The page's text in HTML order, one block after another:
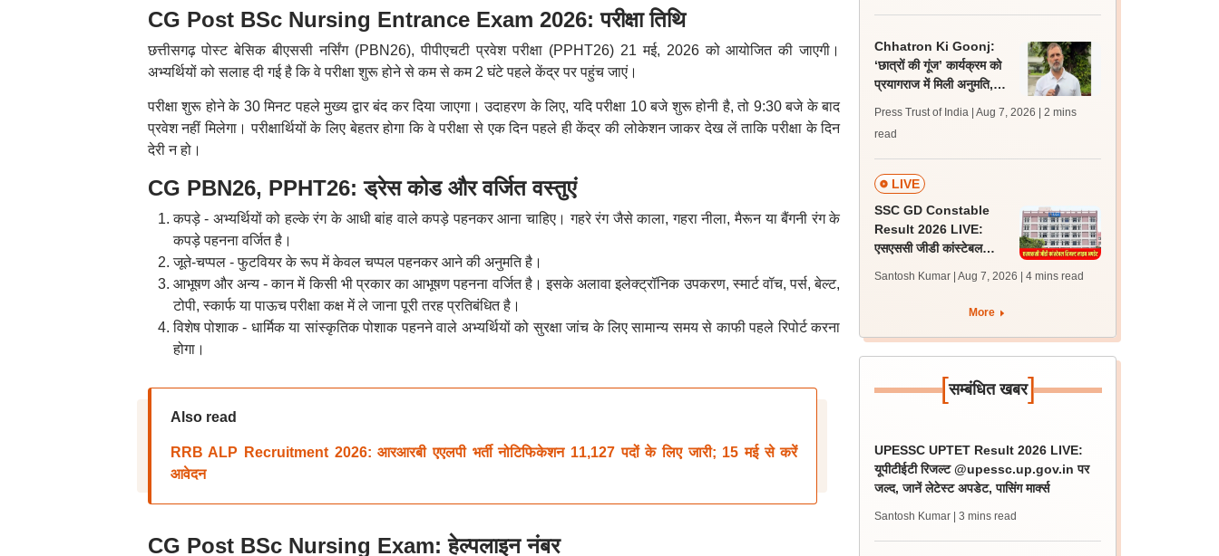
CG Post BSc Nursing Entrance Exam 2026: परीक्षा तिथि
छत्तीसगढ़ पोस्ट बेसिक बीएससी नर्सिंग (PBN26), पीपीएचटी प्रवेश परीक्षा (PPHT26) 21 मई, 2026 को आयोजित की जाएगी।
अभ्यर्थियों को सलाह दी गई है कि वे परीक्षा शुरू होने से कम से कम 2 घंटे पहले केंद्र पर पहुंच जाएं।
परीक्षा शुरू होने के 30 मिनट पहले मुख्य द्वार बंद कर दिया जाएगा। उदाहरण के लिए, यदि परीक्षा 10 बजे शुरू होनी है, तो 9:30 बजे के बाद
प्रवेश नहीं मिलेगा। परीक्षार्थियों के लिए बेहतर होगा कि वे परीक्षा से एक दिन पहले ही केंद्र की लोकेशन जाकर देख लें ताकि परीक्षा के दिन
देरी न हो।
CG PBN26, PPHT26: ड्रेस कोड और वर्जित वस्तुएं
कपड़े - अभ्यर्थियों को हल्के रंग के आधी बांह वाले कपड़े पहनकर आना चाहिए। गहरे रंग जैसे काला, गहरा नीला, मैरून या बैंगनी रंग के
कपड़े पहनना वर्जित है।
जूते-चप्पल - फुटवियर के रूप में केवल चप्पल पहनकर आने की अनुमति है।
आभूषण और अन्य - कान में किसी भी प्रकार का आभूषण पहनना वर्जित है। इसके अलावा इलेक्ट्रॉनिक उपकरण, स्मार्ट वॉच, पर्स, बेल्ट,
टोपी, स्कार्फ या पाऊच परीक्षा कक्ष में ले जाना पूरी तरह प्रतिबंधित है।
विशेष पोशाक - धार्मिक या सांस्कृतिक पोशाक पहनने वाले अभ्यर्थियों को सुरक्षा जांच के लिए सामान्य समय से काफी पहले रिपोर्ट करना
होगा।
Also read
RRB ALP Recruitment 2026: आरआरबी एएलपी भर्ती नोटिफिकेशन 11,127 पदों के लिए जारी; 15 मई से करें
आवेदन
CG Post BSc Nursing Exam: हेल्पलाइन नंबर
Chhatron Ki Goonj:
‘छात्रों की गूंज’ कार्यक्रम को
प्रयागराज में मिली अनुमति,
Press Trust of India | Aug 7, 2026
| 2 mins
read
LIVE
SSC GD Constable
Result 2026 LIVE:
एसएससी जीडी कांस्टेबल
लेटेस्ट अपडेट, स्कोरकार्ड लिंक
Santosh Kumar | Aug 7, 2026 | 4 mins read
More
[सम्बंधित खबर]
UPESSC UPTET Result 2026 LIVE:
यूपीटीईटी रिजल्ट @upessc.up.gov.in पर
जल्द, जानें लेटेस्ट अपडेट, पासिंग मार्क्स
Santosh Kumar | 3 mins read